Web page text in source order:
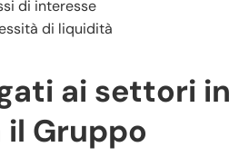
di interesse
di liquidità
ai settori in
Gruppo